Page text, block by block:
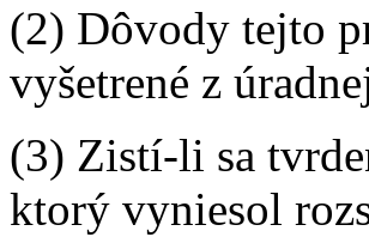
(2) Dôvody tejto
vyšetrené z
(3) Zistí-li sa
ktorý vyniesol